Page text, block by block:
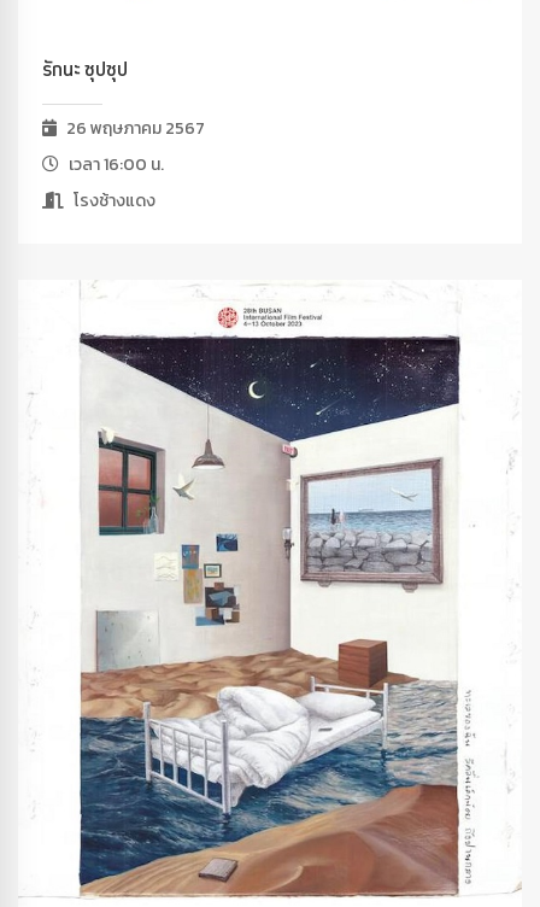
รักนะ ซุปซุป
26 พฤษภาคม 2567
เวลา 16:00 น.
โรงช้างแดง